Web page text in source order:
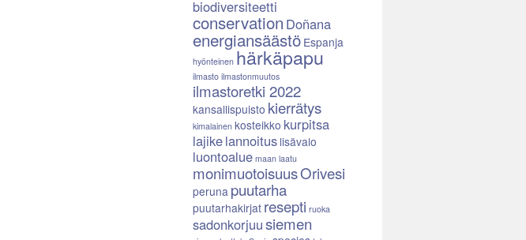
biodiversiteetti
conservation Doñana
energiansäästö Espanja
hyönteinen härkäpapu
ilmasto ilmastonmuutos
ilmastoretki 2022
kansallispuisto kierrätys
kimalainen kosteikko kurpitsa
lajikelannoitus lisävalo
luontoalue maan laatu
monimuotoisuusOrivesi
peruna puutarha
puutarhakirjat resepti ruoka
sadonkorjuusiemen